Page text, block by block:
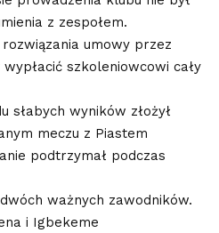
z zespołem.
umowy przez
szkoleniowcowi cały
słabych wyników złożył
meczu z Piastem
podtrzymał podczas
ważnych zawodników.
i Igbekeme